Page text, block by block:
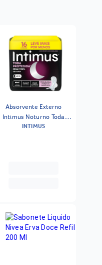
Absorvente Externo
Intimus Noturno Toda
Protegida Suave Com
INTIMUS